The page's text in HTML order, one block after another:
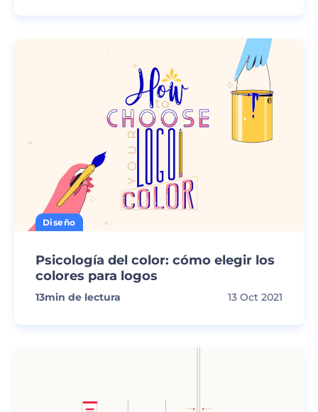
Diseño
Psicología del color: cómo elegir los
colores para logos
13min de lectura 13 Oct 2021